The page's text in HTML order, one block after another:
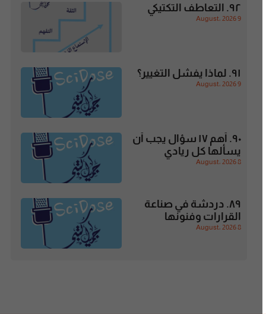
٩٢. التعاطف التكتيكي
9 August، 2026
٩١. لماذا يفشل التغيير؟
9 August، 2026
٩٠. أهم ١٧ سؤال يجب أن
يسألها كل ريادي
8 August، 2026
٨٩. دردشة في صناعة
القرارات وفنونها
8 August، 2026